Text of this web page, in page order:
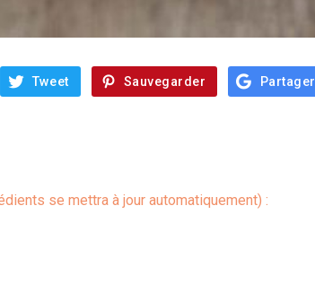
Tweet Sauvegarder Partager
se mettra à jour automatiquement) :